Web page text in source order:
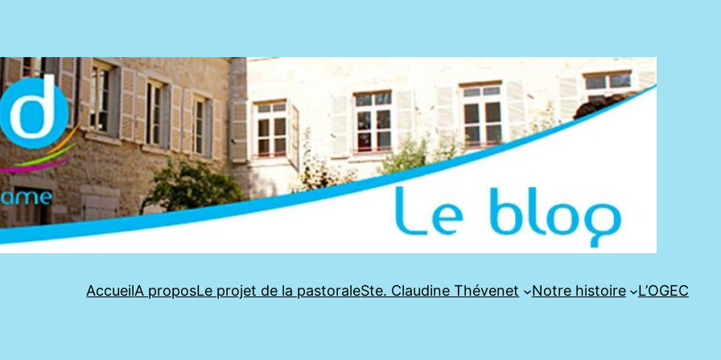
AccueilA proposLe projet de la pastoraleSte. Claudine Thévenet Notre histoire L’OGEC